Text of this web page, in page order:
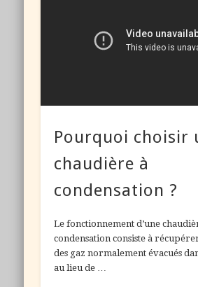
Pourquoi choisir
chaudière à
condensation ?
Le fonctionnement d’une
condensation consiste à
des gaz normalement évacués
au lieu de …